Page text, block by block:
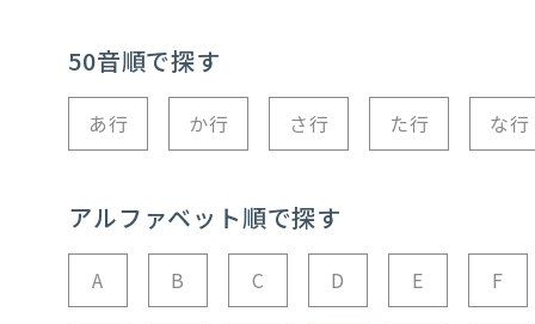
50音順で探す
あ行 か行 さ行 た行 な行
アルファベット順で探す
A B C D E F